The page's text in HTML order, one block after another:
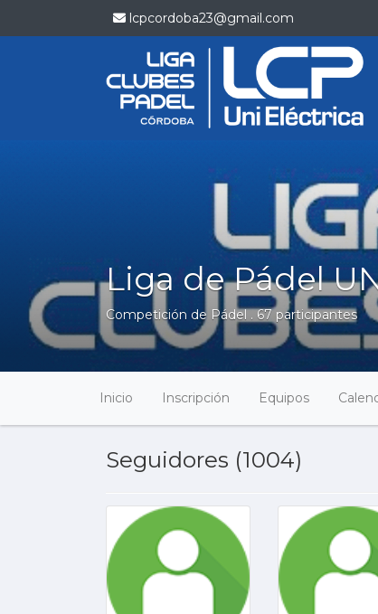
lcpcordoba23@gmail.com
Liga de Pádel
Competición de Pádel . 67 participantes
Inicio Inscripción Equipos
Seguidores (1004)